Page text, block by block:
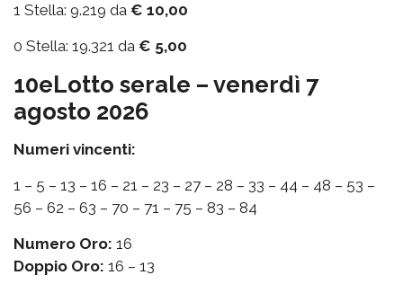
1 Stella: 9.219 da € 10,00
0 Stella: 19.321 da € 5,00
10eLotto serale – venerdì 7
agosto 2026
Numeri vincenti:
1 – 5 – 13 – 16 – 21 – 23 – 27 – 28 – 33 – 44 – 48 – 53 –
56 – 62 – 63 – 70 – 71 – 75 – 83 – 84
Numero Oro: 16
Doppio Oro: 16 – 13